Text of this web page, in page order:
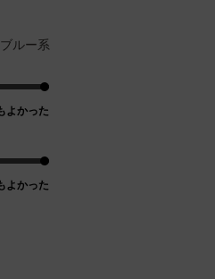
ブルー系
よかった
よかった